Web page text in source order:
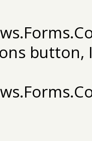
button,